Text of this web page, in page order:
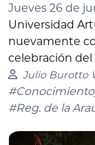
Jueves 26 de
Universidad
nuevamente
celebración
Julio Burotto
#Reg. de la